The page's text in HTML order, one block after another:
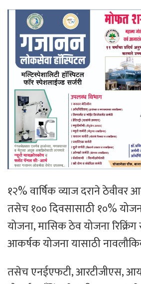
१२% वार्षिक व्याज दराने ठेवीवर
तसेच १०० दिवसासाठी १०%
योजना, मासिक ठेव योजना रिक्रिंग
आकर्षक योजना यासाठी
तसेच एनईएफटी, आरटीजीएस,